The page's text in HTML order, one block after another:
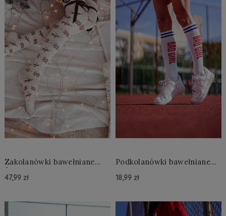
Zakolanówki bawełniane
Świąteczne ze wstążką Erica
ecru
47,99 zł
Do Koszyka »
Podkolanówki bawełniane
18,99 zł
Do Koszyka »